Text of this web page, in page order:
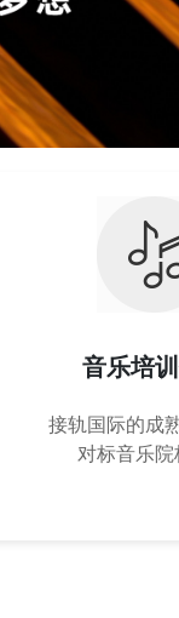
音乐培
接轨国际的成
对标音乐